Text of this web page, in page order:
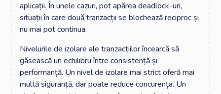
aplicații. În unele cazuri, pot apărea deadlock-uri,
situații în care două tranzacții se blochează reciproc și
nu mai pot continua.
Nivelurile de izolare ale tranzacțiilor încearcă să
găsească un echilibru între consistență și
performanță. Un nivel de izolare mai strict oferă mai
multă siguranță, dar poate reduce concurența. Un